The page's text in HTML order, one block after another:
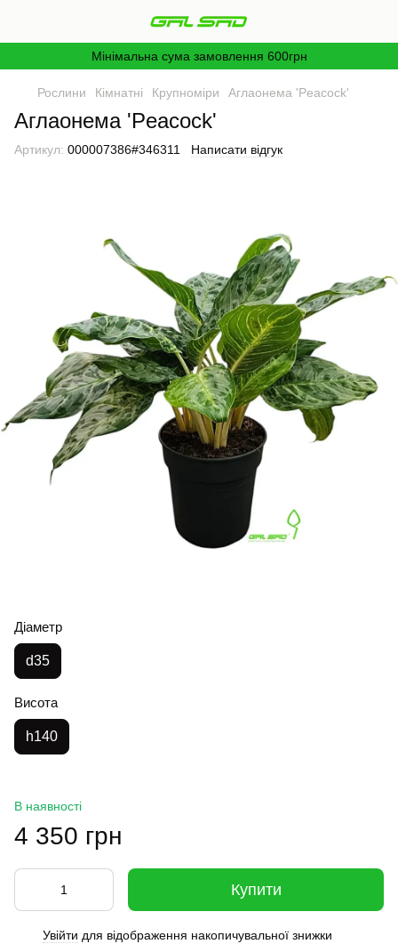
Мінімальна сума замовлення 600грн
Рослини Кімнатні Крупноміри Аглаонема 'Peacock'
Аглаонема 'Peacock'
Артикул: 000007386#346311 Написати відгук
Діаметр
d35
Висота
h140
В наявності
4 350 грн
Купити
Увійти для відображення накопичувальної знижки